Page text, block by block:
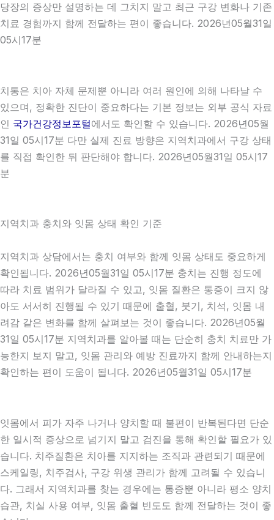
당장의 증상만 설명하는 데 그치지 말고 최근 구강 변화나 기존
치료 경험까지 함께 전달하는 편이 좋습니다. 2026년05월31일
05시17분
치통은 치아 자체 문제뿐 아니라 여러 원인에 의해 나타날 수
있으며, 정확한 진단이 중요하다는 기본 정보는 외부 공식 자료
인 국가건강정보포털에서도 확인할 수 있습니다. 2026년05월
31일 05시17분 다만 실제 진료 방향은 지역치과에서 구강 상태
를 직접 확인한 뒤 판단해야 합니다. 2026년05월31일 05시17
분
지역치과 충치와 잇몸 상태 확인 기준
지역치과 상담에서는 충치 여부와 함께 잇몸 상태도 중요하게
확인됩니다. 2026년05월31일 05시17분 충치는 진행 정도에
따라 치료 범위가 달라질 수 있고, 잇몸 질환은 통증이 크지 않
아도 서서히 진행될 수 있기 때문에 출혈, 붓기, 치석, 잇몸 내
려감 같은 변화를 함께 살펴보는 것이 좋습니다. 2026년05월
31일 05시17분 지역치과를 알아볼 때는 단순히 충치 치료만 가
능한지 보지 말고, 잇몸 관리와 예방 진료까지 함께 안내하는지
확인하는 편이 도움이 됩니다. 2026년05월31일 05시17분
잇몸에서 피가 자주 나거나 양치할 때 불편이 반복된다면 단순
한 일시적 증상으로 넘기지 말고 검진을 통해 확인할 필요가 있
습니다. 치주질환은 치아를 지지하는 조직과 관련되기 때문에
스케일링, 치주검사, 구강 위생 관리가 함께 고려될 수 있습니
다. 그래서 지역치과를 찾는 경우에는 통증뿐 아니라 평소 양치
습관, 치실 사용 여부, 잇몸 출혈 빈도도 함께 전달하는 것이 좋